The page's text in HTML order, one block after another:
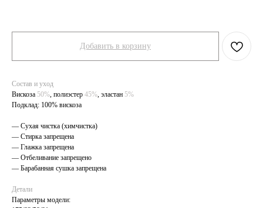
Добавить в корзину
Состав и уход
Вискоза 50%, полиэстер 45%, эластан 5%
Подклад: 100% вискоза
— Сухая чистка (химчистка)
— Стирка запрещена
— Глажка запрещена
— Отбеливание запрещено
— Барабанная сушка запрещена
Детали
Параметры модели: